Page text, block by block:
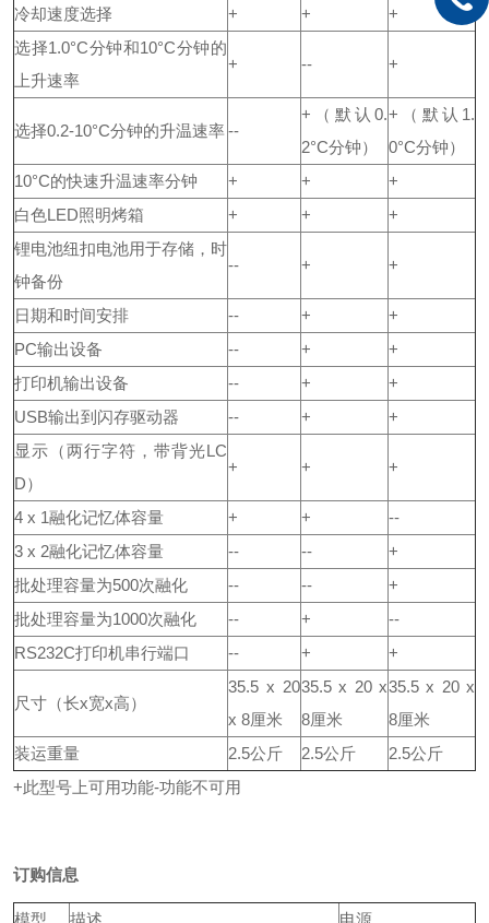
冷却速度选择
+ +
+
选择1.0°C分钟和10°C分钟的
上升速率
+ -- +
选择0.2-10°C分钟的升温速率--
+（默认0.
2°C分钟）
+（默认1.
0°C分钟）
10°C的快速升温速率分钟
+ +
+
白色LED照明烤箱
+ +
+
锂电池纽扣电池用于存储，时
钟备份
-- + +
日期和时间安排 -- +
+
PC输出设备
-- +
+
打印机输出设备
-- +
+
USB输出到闪存驱动器
-- +
+
显示（两行字符，带背光LC
D）
+ + +
4 x 1融化记忆体容量 + +
--
3 x 2融化记忆体容量
-- --
+
批处理容量为500次融化
-- --
+
批处理容量为1000次融化
-- +
--
RS232C打印机串行端口
-- + +
尺寸（长x宽x高）
35.5 x 20
x 8厘米
35.5 x 20 x
8厘米
35.5 x 20 x
8厘米
装运重量
2.5公斤 2.5公斤
2.5公斤
+此型号上可用功能-功能不可用
订购信息
模型 描述 电源